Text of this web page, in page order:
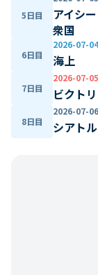
5日目
アイシ
衆国
6日目
2026-07-
海上
7日目
2026-07-
ビクト
8日目
2026-07-
シアト